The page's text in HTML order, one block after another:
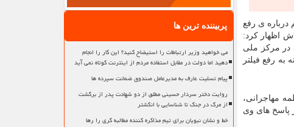
درباره ی رفع
اظهار کرد:
در مرکز ملی
رفع فیلتر
مهاجرانی،
پاسخ های وی
پربیننده ترین ها
می خواهید وزیر ارتباطات را استیضاح کنید؟ این کار را انجام
دهید اما دولت در مقابل استفاده مردم از اینترنت کوتاه نمی آید
پیام تسلیت عارف به مدیرعامل صندوق ضمانت سپرده ها
روایت دختر سردار حسینی مطلق از دو شهادت پدر از برگشت
از مرگ در جنگ تا شناسایی با انگشتر
خط و نشان نبویان برای تیم مذاکره کننده مطالبه گری را رها